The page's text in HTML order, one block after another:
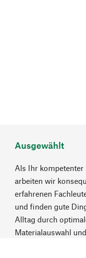
Ausgewählt
Als Ihr kompetenter
arbeiten wir
erfahrenen
und finden gute
Alltag durch
Materialauswahl